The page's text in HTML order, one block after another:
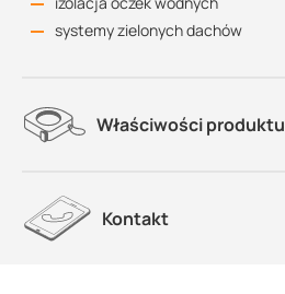
systemy zielonych dachów
Właściwości produktu
Kontakt